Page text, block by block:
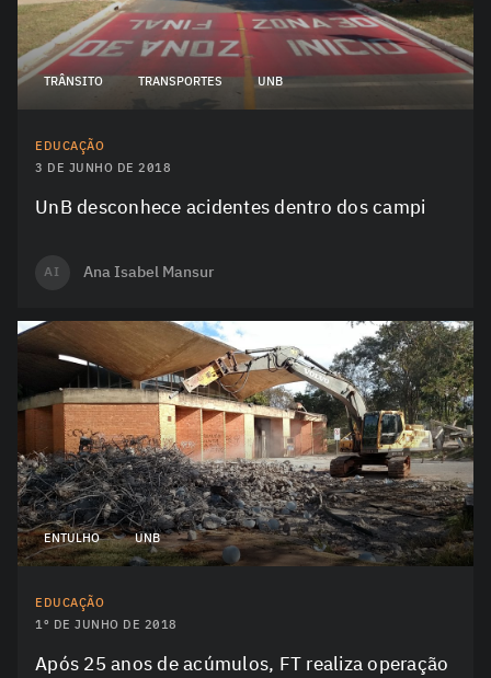
TRÂNSITO TRANSPORTES UNB
EDUCAÇÃO
3 DE JUNHO DE 2018
UnB desconhece acidentes dentro dos campi
AI Ana Isabel Mansur
ENTULHO UNB
EDUCAÇÃO
1º DE JUNHO DE 2018
Após 25 anos de acúmulos, FT realiza operação